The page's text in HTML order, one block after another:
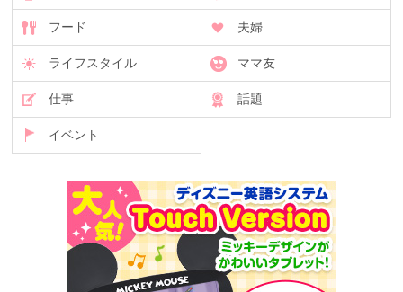
フード 夫婦
ライフスタイル ママ友
仕事 話題
イベント